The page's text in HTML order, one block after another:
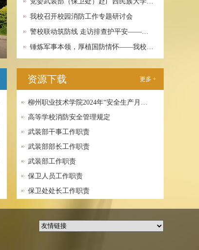
我校召开校园消防工作专题研讨会
警校联动筑防线 走访排查护平安——…
锤炼军事本领，厚植国防情怀——我校…
资源下载 更多 +
柳州职业技术学院2024年“安全生产月…
高等学校消防安全管理规定
武装部干事工作职责
武装部部长工作职责
武装部工作职责
保卫人员工作职责
保卫处处长工作职责